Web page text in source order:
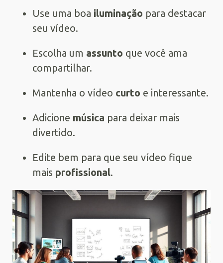
Use uma boa iluminação para destacar
seu vídeo.
Escolha um assunto que você ama
compartilhar.
Mantenha o vídeo curto e interessante.
Adicione música para deixar mais
divertido.
Edite bem para que seu vídeo fique
mais profissional.